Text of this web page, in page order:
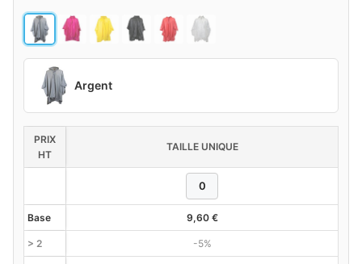
Argent
PRIX
HT
TAILLE UNIQUE
Base 9,60 €
> 2 -5%